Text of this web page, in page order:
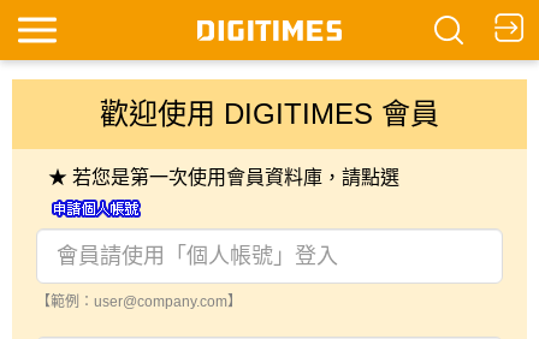
歡迎使用 DIGITIMES 會員
★ 若您是第一次使用會員資料庫，請點選
【範例：user@company.com】